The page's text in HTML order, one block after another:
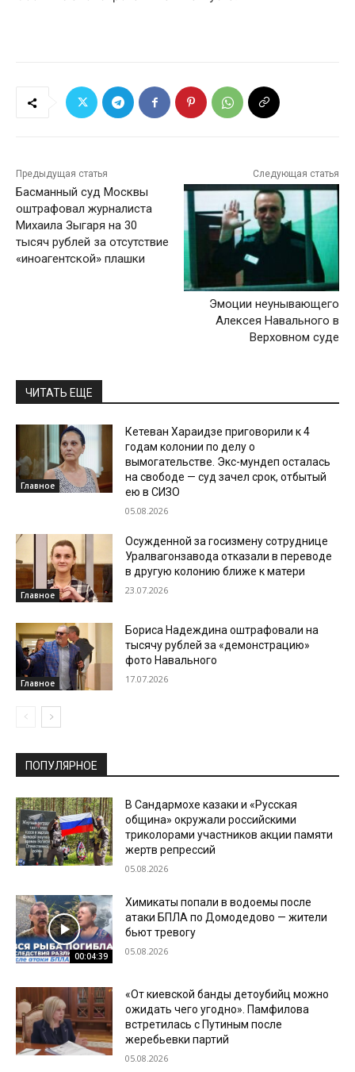
Предыдущая статья
Басманный суд Москвы
оштрафовал журналиста
Михаила Зыгаря на 30
тысяч рублей за отсутствие
«иноагентской» плашки
Следующая статья
Эмоции неунывающего
Алексея Навального в
Верховном суде
ЧИТАТЬ ЕЩЕ
Главное
Кетеван Хараидзе приговорили к 4
годам колонии по делу о
вымогательстве. Экс-мундеп осталась
на свободе — суд зачел срок, отбытый
ею в СИЗО
05.08.2026
Главное
Осужденной за госизмену сотруднице
Уралвагонзавода отказали в переводе
в другую колонию ближе к матери
23.07.2026
Главное
Бориса Надеждина оштрафовали на
тысячу рублей за «демонстрацию»
фото Навального
17.07.2026
ПОПУЛЯРНОЕ
В Сандармохе казаки и «Русская
община» окружали российскими
триколорами участников акции памяти
жертв репрессий
05.08.2026
00:04:39
Химикаты попали в водоемы после
атаки БПЛА по Домодедово — жители
бьют тревогу
05.08.2026
«От киевской банды детоубийц можно
ожидать чего угодно». Памфилова
встретилась с Путиным после
жеребьевки партий
05.08.2026